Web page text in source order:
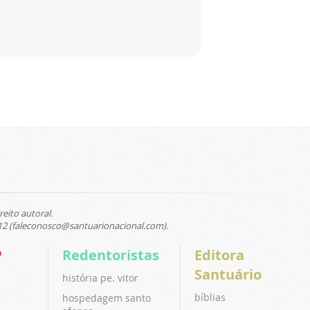
autoral.
(faleconosco@santuarionacional.com).
Redentoristas
história pe. vitor
hospedagem santo
Editora
Santuário
bíblias